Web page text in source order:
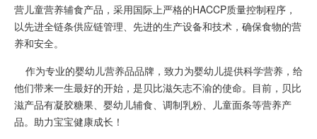
营儿童营养辅食产品，采用国际上严格的HACCP质量控制程序，
以先进全链条供应链管理、先进的生产设备和技术，确保食物的营
养和安全。
作为专业的婴幼儿营养品品牌，致力为婴幼儿提供科学营养，给
他们带来一生最好的开始，是贝比滋矢志不渝的使命。目前，贝比
滋产品有凝胶糖果、婴幼儿辅食、调制乳粉、儿童面条等营养产
品。助力宝宝健康成长！